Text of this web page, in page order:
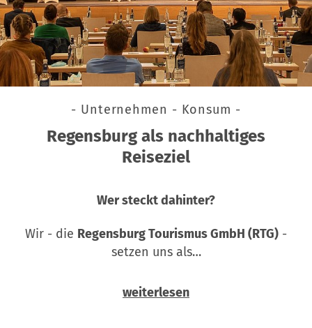
- Unternehmen - Konsum -
Regensburg als nachhaltiges
Reiseziel
Wer steckt dahinter?
Wir - die Regensburg Tourismus GmbH (RTG) -
setzen uns als…
weiterlesen